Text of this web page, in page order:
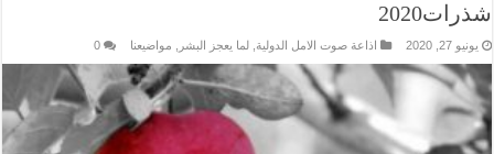
شذرات2020
يونيو 27, 2020 اذاعة صوت الامل الدولية ,لما يعجز البشر مواضيعنا 0